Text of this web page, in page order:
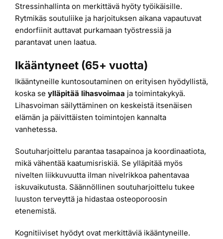
Stressinhallinta on merkittävä hyöty työikäisille.
Rytmikäs soutuliike ja harjoituksen aikana vapautuvat
endorfiinit auttavat purkamaan työstressiä ja
parantavat unen laatua.
Ikääntyneet (65+ vuotta)
Ikääntyneille kuntosoutaminen on erityisen hyödyllistä,
koska se ylläpitää lihasvoimaa ja toimintakykyä.
Lihasvoiman säilyttäminen on keskeistä itsenäisen
elämän ja päivittäisten toimintojen kannalta
vanhetessa.
Soutuharjoittelu parantaa tasapainoa ja koordinaatiota,
mikä vähentää kaatumisriskiä. Se ylläpitää myös
nivelten liikkuvuutta ilman nivelrikkoa pahentavaa
iskuvaikutusta. Säännöllinen soutuharjoittelu tukee
luuston terveyttä ja hidastaa osteoporoosin
etenemistä.
Kognitiiviset hyödyt ovat merkittäviä ikääntyneille.